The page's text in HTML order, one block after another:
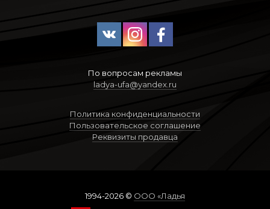
По вопросам рекламы
ladya-ufa@yandex.ru
Политика конфиденциальности
Пользовательское соглашение
Реквизиты продавца
1994-2026 © ООО «Ладья